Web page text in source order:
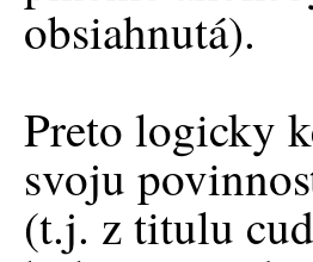
obsiahnutá).
Preto logicky
svoju
(t.j. z titulu